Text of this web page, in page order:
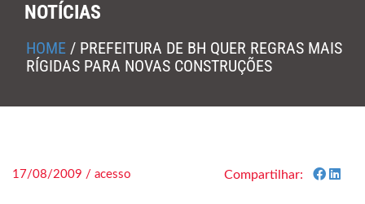
NOTÍCIAS
HOME / PREFEITURA DE BH QUER REGRAS MAIS
RÍGIDAS PARA NOVAS CONSTRUÇÕES
17/08/2009 / acesso Compartilhar: